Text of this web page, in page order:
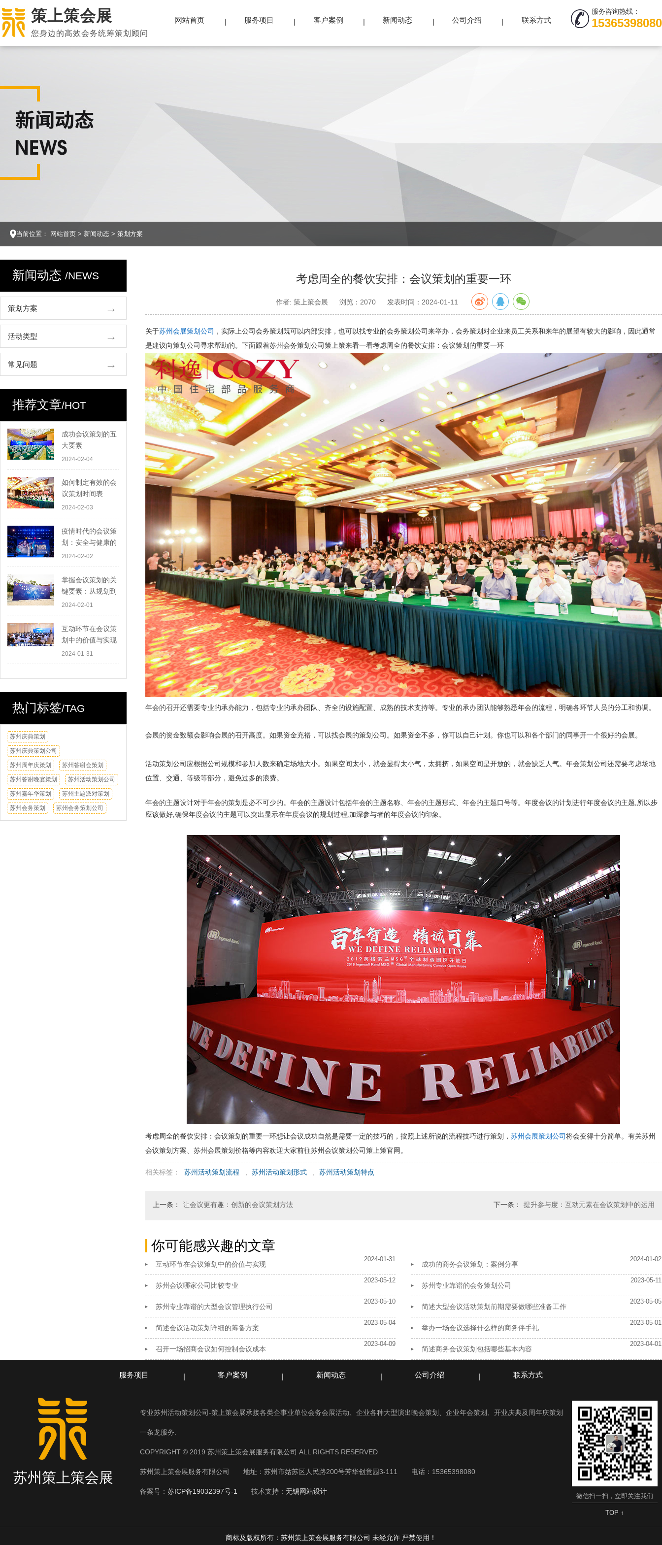
策上策会展
您身边的高效会务统筹策划顾问
服务咨询热线：
15365398080
网站首页 服务项目 客户案例 新闻动态 公司介绍 联系方式
当前位置： 网站首页> 新闻动态> 策划方案
新闻动态 /NEWS
策划方案
活动类型
常见问题
推荐文章/HOT
成功会议策划的五
大要素
2024-02-04
如何制定有效的会
议策划时间表
2024-02-03
疫情时代的会议策
划：安全与健康的
首要考虑
2024-02-02
掌握会议策划的关
键要素：从规划到
执行
2024-02-01
互动环节在会议策
划中的价值与实现
2024-01-31
热门标签/TAG
苏州庆典策划
苏州庆典策划公司
苏州周年庆策划 苏州答谢会策划
苏州答谢晚宴策划 苏州活动策划公司
苏州嘉年华策划 苏州主题派对策划
苏州会务策划 苏州会务策划公司
考虑周全的餐饮安排：会议策划的重要一环
作者: 策上策会展 浏览：2070 发表时间：2024-01-11
关于苏州会展策划公司 ，实际上公司会务策划既可以内部安排，也可以找专业的会务策划公司来举办，会务策划对企业来员工关系和来年的展望有较大的影响，因此通常
是建议向策划公司寻求帮助的。下面跟着苏州会务策划公司策上策来看一看考虑周全的餐饮安排：会议策划的重要一环
年会的召开还需要专业的承办能力，包括专业的承办团队、齐全的设施配置、成熟的技术支持等。专业的承办团队能够熟悉年会的流程，明确各环节人员的分工和协调。
会展的资金数额会影响会展的召开高度。如果资金充裕，可以找会展的策划公司。如果资金不多，你可以自己计划。你也可以和各个部门的同事开一个很好的会展。
活动策划公司应根据公司规模和参加人数来确定场地大小。如果空间太小，就会显得太小气，太拥挤，如果空间是开放的，就会缺乏人气。年会策划公司还需要考虑场地
位置、交通、等级等部分，避免过多的浪费。
年会的主题设计对于年会的策划是必不可少的。年会的主题设计包括年会的主题名称、年会的主题形式、年会的主题口号等。年度会议的计划进行年度会议的主题,所以步
应该做好,确保年度会议的主题可以突出显示在年度会议的规划过程,加深参与者的年度会议的印象。
考虑周全的餐饮安排：会议策划的重要一环想让会议成功自然是需要一定的技巧的，按照上述所说的流程技巧进行策划， 苏州会展策划公司将会变得十分简单。有关苏州
会议策划方案、苏州会展策划价格等内容欢迎大家前往苏州会议策划公司策上策官网。
相关标签： 苏州活动策划流程 , 苏州活动策划形式 , 苏州活动策划特点
上一条： 让会议更有趣：创新的会议策划方法 下一条： 提升参与度：互动元素在会议策划中的运用
你可能感兴趣的文章
2024-01-31
互动环节在会议策划中的价值与实现
2024-01-02
成功的商务会议策划：案例分享
2023-05-12
苏州会议哪家公司比较专业
2023-05-11
苏州专业靠谱的会务策划公司
2023-05-10
苏州专业靠谱的大型会议管理执行公司
2023-05-05
简述大型会议活动策划前期需要做哪些准备工作
2023-05-04
简述会议活动策划详细的筹备方案
2023-05-01
举办一场会议选择什么样的商务伴手礼
2023-04-09
召开一场招商会议如何控制会议成本
2023-04-01
简述商务会议策划包括哪些基本内容
服务项目 客户案例 新闻动态 公司介绍 联系方式
苏州策上策会展
微信扫一扫，立即关注我们
TOP ↑
专业苏州活动策划公司-策上策会展承接各类企事业单位会务会展活动、企业各种大型演出晚会策划、企业年会策划、开业庆典及周年庆策划
一条龙服务.
COPYRIGHT © 2019 苏州策上策会展服务有限公司 ALL RIGHTS RESERVED
苏州策上策会展服务有限公司 地址：苏州市姑苏区人民路200号芳华创意园3-111 电话：15365398080
备案号： 苏ICP备19032397号-1 技术支持： 无锡网站设计
商标及版权所有：苏州策上策会展服务有限公司 未经允许 严禁使用！